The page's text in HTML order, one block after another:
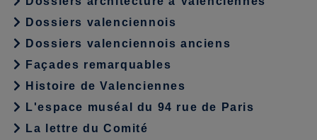
Dossiers valenciennois
Dossiers valenciennois anciens
Façades remarquables
Histoire de Valenciennes
L'espace muséal du 94 rue de Paris
La lettre du Comité